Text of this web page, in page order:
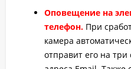
Оповещение на
телефон. При
камера
отправит его на